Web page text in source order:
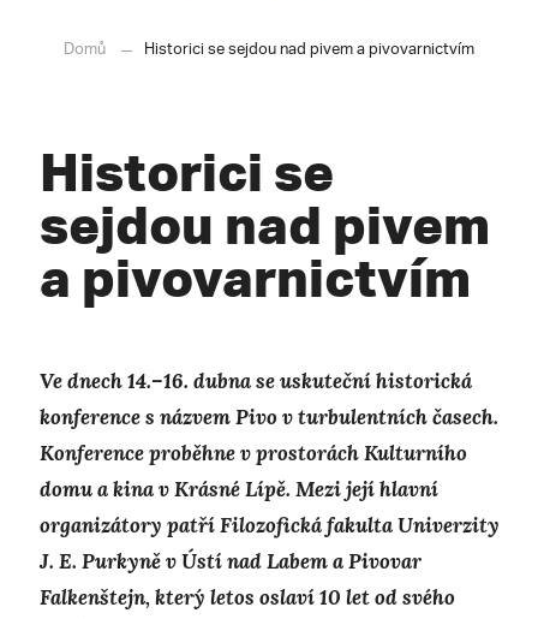
Domů Historici se sejdou nad pivem a pivovarnictvím
Historici se
sejdou nad pivem
a pivovarnictvím
Ve dnech 14.–16. dubna se uskuteční historická
konference s názvem Pivo v turbulentních časech.
Konference proběhne v prostorách Kulturního
domu a kina v Krásné Lípě. Mezi její hlavní
organizátory patří Filozofická fakulta Univerzity
J. E. Purkyně v Ústí nad Labem a Pivovar
Falkenštejn, který letos oslaví 10 let od svého